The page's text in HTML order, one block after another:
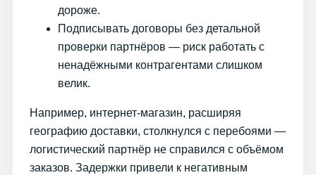
дороже.
Подписывать договоры без детальной
проверки партнёров — риск работать с
ненадёжными контрагентами слишком
велик.
Например, интернет-магазин, расширяя
географию доставки, столкнулся с перебоями —
логистический партнёр не справился с объёмом
заказов. Задержки привели к негативным